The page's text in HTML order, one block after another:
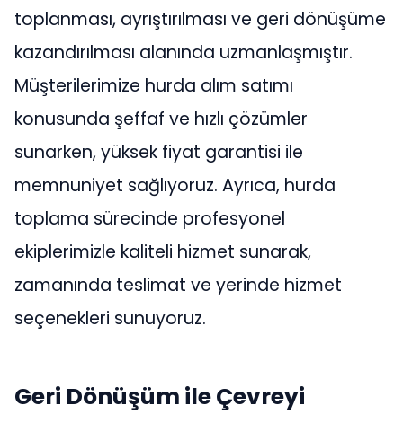
toplanması, ayrıştırılması ve geri dönüşüme
kazandırılması alanında uzmanlaşmıştır.
Müşterilerimize hurda alım satımı
konusunda şeffaf ve hızlı çözümler
sunarken, yüksek fiyat garantisi ile
memnuniyet sağlıyoruz. Ayrıca, hurda
toplama sürecinde profesyonel
ekiplerimizle kaliteli hizmet sunarak,
zamanında teslimat ve yerinde hizmet
seçenekleri sunuyoruz.
Geri Dönüşüm ile Çevreyi